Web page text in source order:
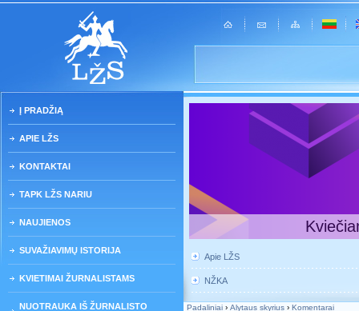
Į PRADŽIĄ
APIE LŽS
KONTAKTAI
TAPK LŽS NARIU
NAUJIENOS
SUVAŽIAVIMŲ ISTORIJA
KVIETIMAI ŽURNALISTAMS
NUOTRAUKA IŠ ŽURNALISTO
Apie LŽS
NŽKA
Padaliniai › Alytaus skyrius › Komentarai